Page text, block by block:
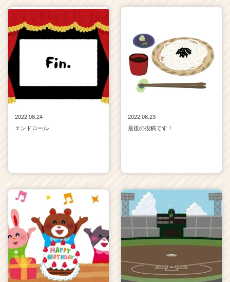
2022.08.24
エンドロール
2022.08.23
最後の投稿です！